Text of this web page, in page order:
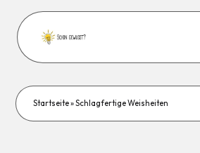
Startseite»Schlagfertige Weisheiten